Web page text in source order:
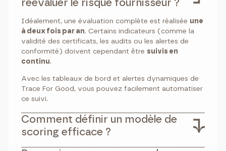
réévaluer le risque fournisseur ?
Idéalement, une évaluation complète est réalisée une
à deux fois par an. Certains indicateurs (comme la
validité des certificats, les audits ou les alertes de
conformité) doivent cependant être suivis en
continu.
Avec les tableaux de bord et alertes dynamiques de
Trace For Good, vous pouvez facilement automatiser
ce suivi.
Comment définir un modèle de
scoring efficace ?